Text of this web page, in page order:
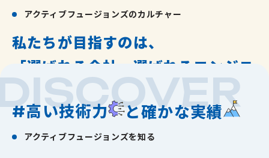
アクティブフュージョンズのカルチャー
私たちが目指すのは、
「選ばれる会社、選ばれるエンジニ
ア」になること。
アクティブフュージョンズが最も大切にしている会社理念
#高い技術力 と確かな実績
アクティブフュージョンズを知る